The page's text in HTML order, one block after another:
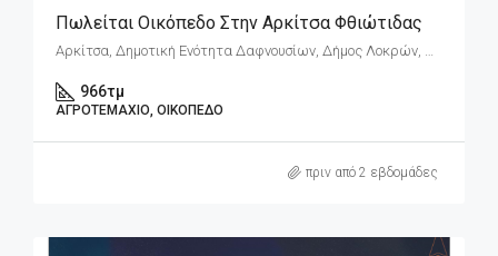
Πωλείται Οικόπεδο Στην Αρκίτσα Φθιώτιδας
966τμ
ΑΓΡΟΤΕΜΆΧΙΟ, ΟΙΚΌΠΕΔΟ
πριν από 2 εβδομάδες